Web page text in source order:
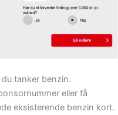
tanker benzin.
eller få
eksisterende benzin kort.